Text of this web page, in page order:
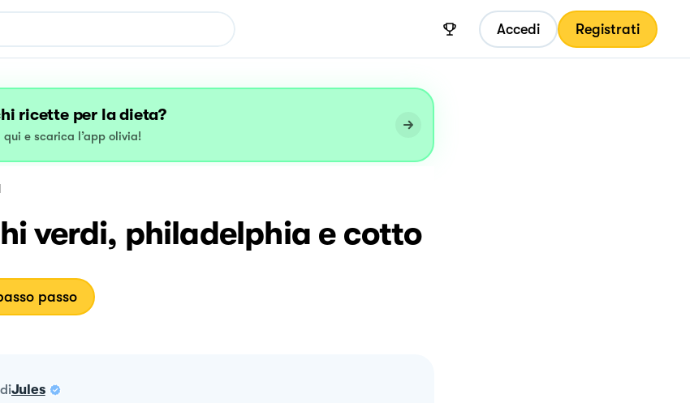
Accedi Registrati
ricette per la dieta?
e scarica l’app olivia!
verdi, philadelphia e cotto
passo
diJules